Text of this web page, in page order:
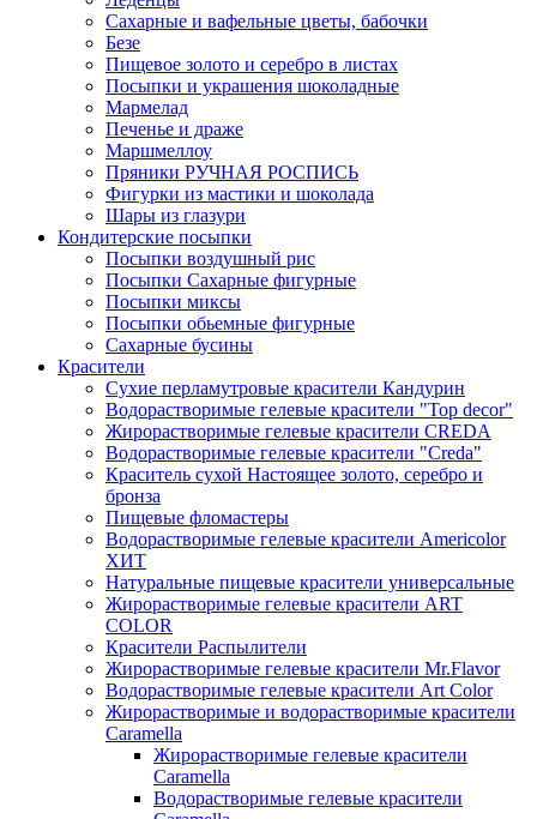
Сахарные и вафельные цветы, бабочки
Безе
Пищевое золото и серебро в листах
Посыпки и украшения шоколадные
Мармелад
Печенье и драже
Маршмеллоу
Пряники РУЧНАЯ РОСПИСЬ
Фигурки из мастики и шоколада
Шары из глазури
Кондитерские посыпки
Посыпки воздушный рис
Посыпки Сахарные фигурные
Посыпки миксы
Посыпки обьемные фигурные
Сахарные бусины
Красители
Сухие перламутровые красители Кандурин
Водорастворимые гелевые красители "Top decor"
Жирорастворимые гелевые красители CREDA
Водорастворимые гелевые красители "Creda"
Краситель сухой Настоящее золото, серебро и
бронза
Пищевые фломастеры
Водорастворимые гелевые красители Americolor
ХИТ
Натуральные пищевые красители универсальные
Жирорастворимые гелевые красители ART
COLOR
Красители Распылители
Жирорастворимые гелевые красители Mr.Flavor
Водорастворимые гелевые красители Art Color
Жирорастворимые и водорастворимые красители
Caramella
Жирорастворимые гелевые красители
Caramella
Водорастворимые гелевые красители